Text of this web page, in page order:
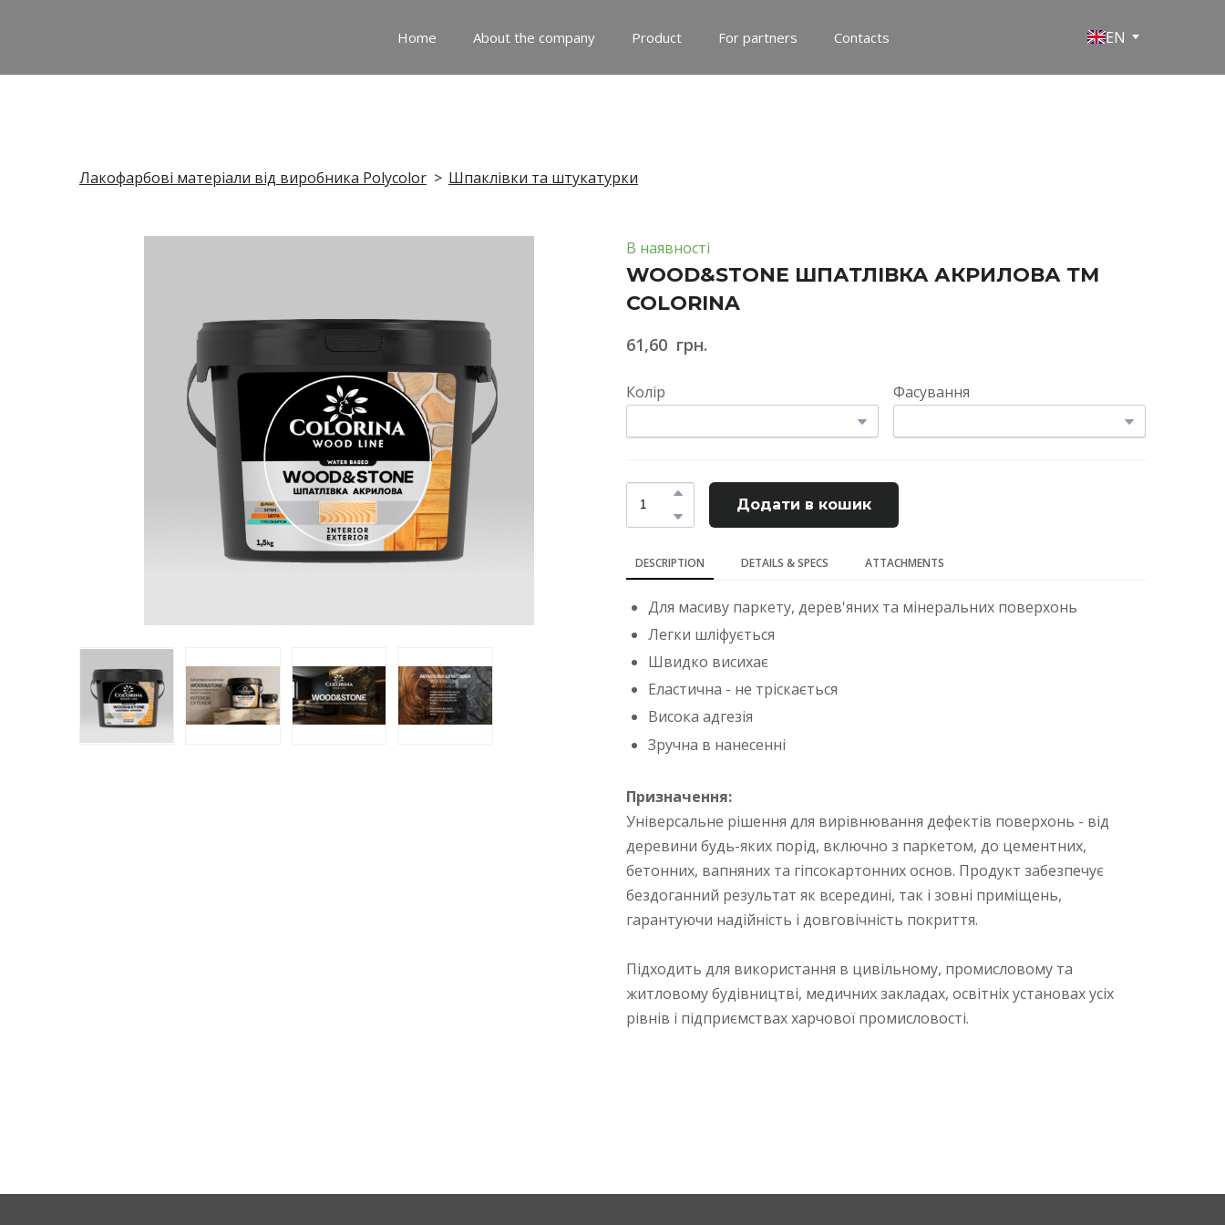
Home About the company Product For partners Contacts EN
Лакофарбові матеріали від виробника Polycolor Шпаклівки та штукатурки
В наявності
WOOD&STONE ШПАТЛІВКА АКРИЛОВА ТМ
COLORINA
61,60  грн.
Колір Фасування
Додати в кошик
DESCRIPTION DETAILS & SPECS ATTACHMENTS
Для масиву паркету, дерев'яних та мінеральних поверхонь
Легки шліфується
Швидко висихає
Еластична - не тріскається
Висока адгезія
Зручна в нанесенні
Призначення:
Універсальне рішення для вирівнювання дефектів поверхонь - від
деревини будь-яких порід, включно з паркетом, до цементних,
бетонних, вапняних та гіпсокартонних основ. Продукт забезпечує
бездоганний результат як всередині, так і зовні приміщень,
гарантуючи надійність і довговічність покриття.
Підходить для використання в цивільному, промисловому та
житловому будівництві, медичних закладах, освітніх установах усіх
рівнів і підприємствах харчової промисловості.